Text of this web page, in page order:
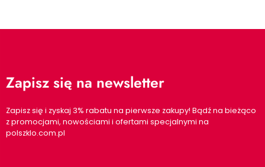
Zapisz się na newsletter
Zapisz się i zyskaj 3% rabatu na pierwsze zakupy! Bądź na bieżąco
z promocjami, nowościami i ofertami specjalnymi na
polszklo.com.pl